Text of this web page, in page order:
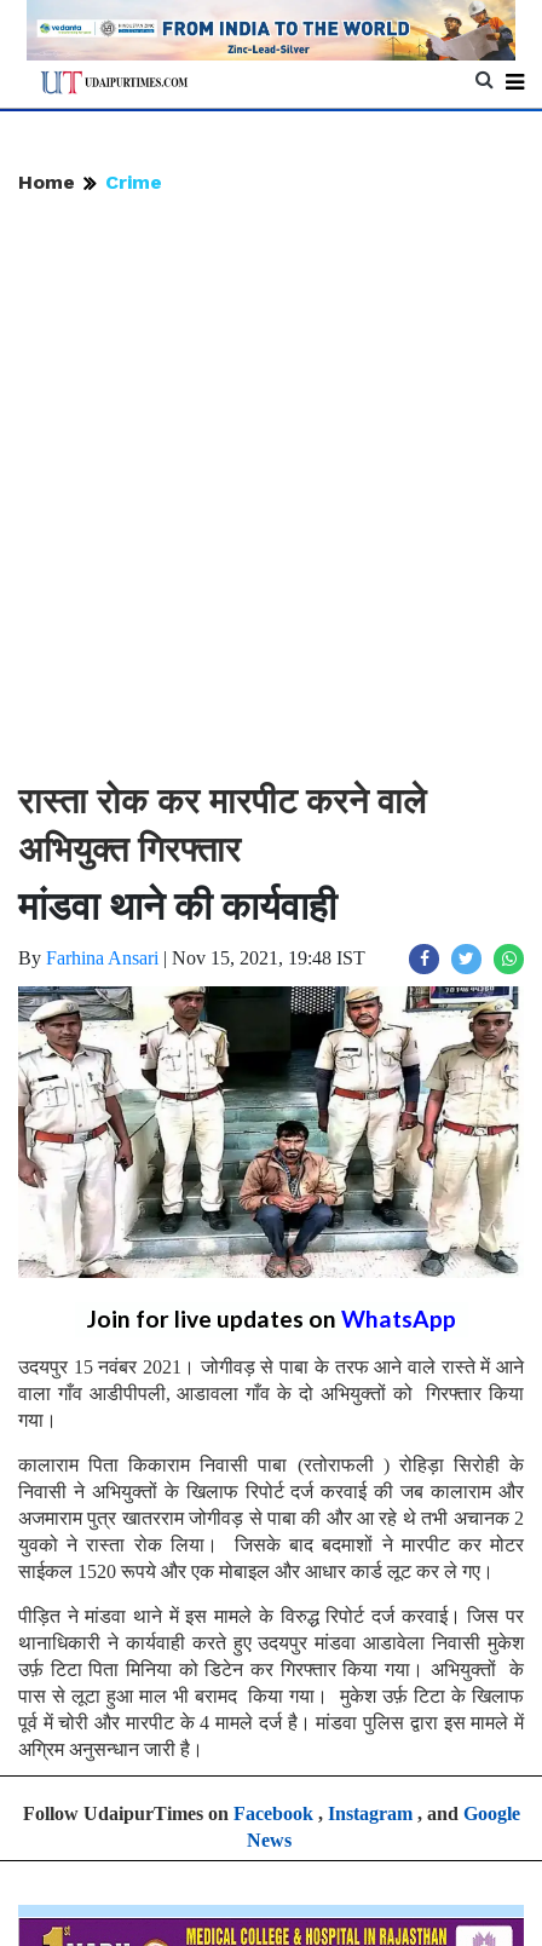
Home Crime
रास्ता रोक कर मारपीट करने वाले
अभियुक्त गिरफ्तार
मांडवा थाने की कार्यवाही
By Farhina Ansari | Nov 15, 2021, 19:48 IST
Join for live updates on WhatsApp
उदयपुर 15 नवंबर 2021। जोगीवड़ से पाबा के तरफ आने वाले रास्ते में आने
वाला गाँव आडीपीपली, आडावला गाँव के दो अभियुक्तों को गिरफ्तार किया
गया।
कालाराम पिता किकाराम निवासी पाबा (रतोराफली ) रोहिड़ा सिरोही के
निवासी ने अभियुक्तों के खिलाफ रिपोर्ट दर्ज करवाई की जब कालाराम और
अजमाराम पुत्र खातरराम जोगीवड़ से पाबा की और आ रहे थे तभी अचानक 2
युवको ने रास्ता रोक लिया। जिसके बाद बदमाशों ने मारपीट कर मोटर
साईकल 1520 रूपये और एक मोबाइल और आधार कार्ड लूट कर ले गए।
पीड़ित ने मांडवा थाने में इस मामले के विरुद्ध रिपोर्ट दर्ज करवाई। जिस पर
थानाधिकारी ने कार्यवाही करते हुए उदयपुर मांडवा आडावेला निवासी मुकेश
उर्फ़ टिटा पिता मिनिया को डिटेन कर गिरफ्तार किया गया। अभियुक्तों के
पास से लूटा हुआ माल भी बरामद किया गया। मुकेश उर्फ़ टिटा के खिलाफ
पूर्व में चोरी और मारपीट के 4 मामले दर्ज है। मांडवा पुलिस द्वारा इस मामले में
अग्रिम अनुसन्धान जारी है।
Follow UdaipurTimes on Facebook, Instagram, and Google
News